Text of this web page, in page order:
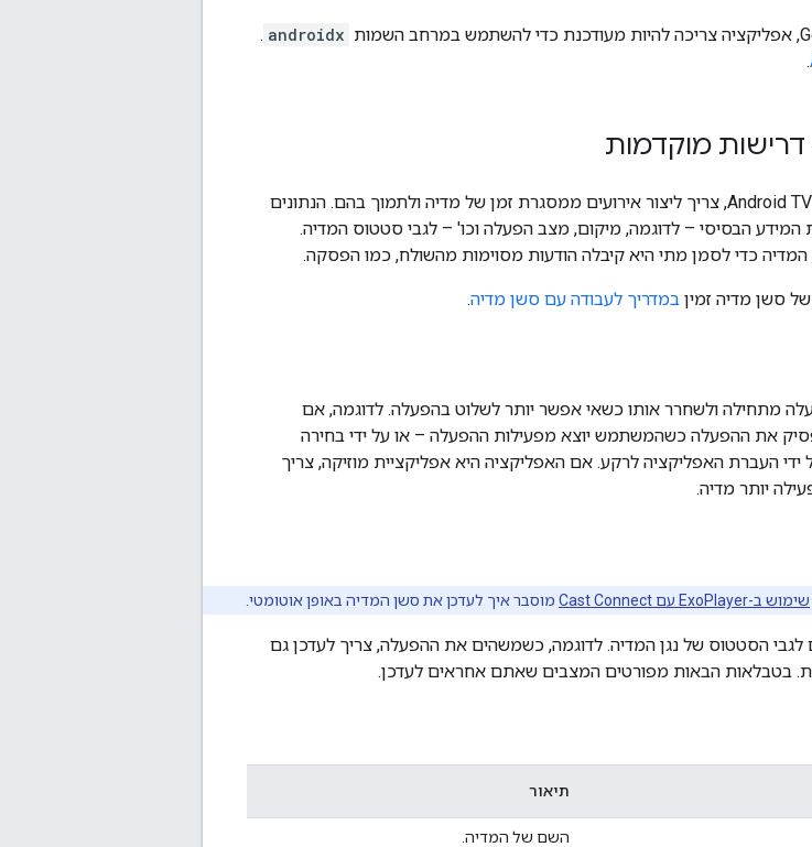
androidx
.
.
כדי לתמוך ב-Cast Connect באפליקציה ל-Android TV, צריך ליצור אירועים ממסגרת זמן של מדיה ולתמוך בהם. הנתונים
הבסיסי – לדוגמה, מיקום, מצב הפעלה וכו' – לגבי סטטוס המדיה.
סשן מדיה זמין במדריך לעבודה עם סשן מדיה.
מתחילה ולשחרר אותו כשאי אפשר יותר לשלוט בהפעלה. לדוגמה, אם
את ההפעלה כשהמשתמש יוצא מפעילות ההפעלה – או על ידי בחירה
ידי העברת האפליקציה לרקע. אם האפליקציה היא אפליקציית מוזיקה, צריך
יותר מדיה.
שימוש ב-ExoPlayer עם Cast Connect מוסבר איך לעדכן את סשן המדיה באופן אוטומטי.
לגבי הסטטוס של נגן המדיה. לדוגמה, כשמשהים את ההפעלה, צריך לעדכן גם
בטבלאות הבאות מפורטים המצבים שאתם אחראים לעדכן.
תיאור
השם של המדיה.